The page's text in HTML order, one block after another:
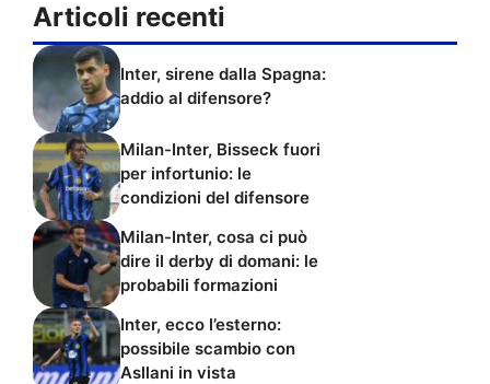
Articoli recenti
Inter, sirene dalla Spagna:
addio al difensore?
Milan-Inter, Bisseck fuori
per infortunio: le
condizioni del difensore
Milan-Inter, cosa ci può
dire il derby di domani: le
probabili formazioni
Inter, ecco l’esterno:
possibile scambio con
Asllani in vista